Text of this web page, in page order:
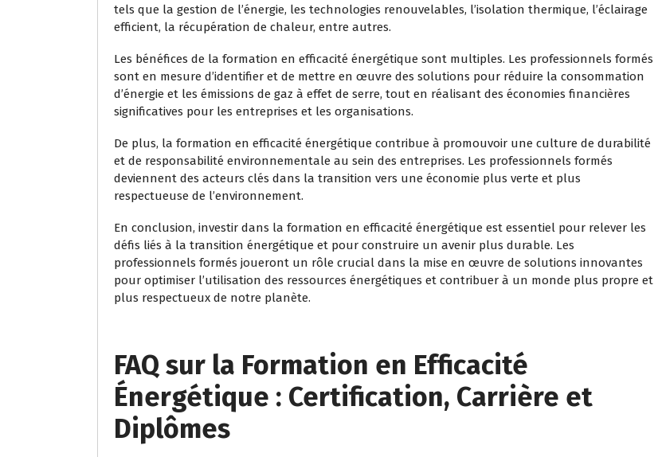
tels que la gestion de l’énergie, les technologies renouvelables, l’isolation thermique, l’éclairage
efficient, la récupération de chaleur, entre autres.
Les bénéfices de la formation en efficacité énergétique sont multiples. Les professionnels formés
sont en mesure d’identifier et de mettre en œuvre des solutions pour réduire la consommation
d’énergie et les émissions de gaz à effet de serre, tout en réalisant des économies financières
significatives pour les entreprises et les organisations.
De plus, la formation en efficacité énergétique contribue à promouvoir une culture de durabilité
et de responsabilité environnementale au sein des entreprises. Les professionnels formés
deviennent des acteurs clés dans la transition vers une économie plus verte et plus
respectueuse de l’environnement.
En conclusion, investir dans la formation en efficacité énergétique est essentiel pour relever les
défis liés à la transition énergétique et pour construire un avenir plus durable. Les
professionnels formés joueront un rôle crucial dans la mise en œuvre de solutions innovantes
pour optimiser l’utilisation des ressources énergétiques et contribuer à un monde plus propre et
plus respectueux de notre planète.
FAQ sur la Formation en Efficacité
Énergétique : Certification, Carrière et
Diplômes